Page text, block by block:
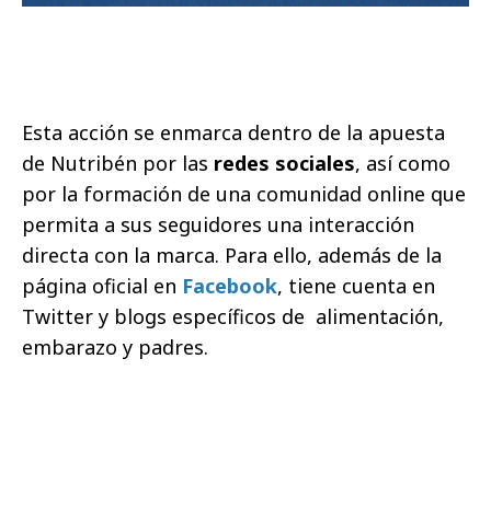
Esta acción se enmarca dentro de la apuesta
de Nutribén por las redes sociales, así como
por la formación de una comunidad online que
permita a sus seguidores una interacción
directa con la marca. Para ello, además de la
página oficial en Facebook, tiene cuenta en
Twitter y blogs específicos de alimentación,
embarazo y padres.